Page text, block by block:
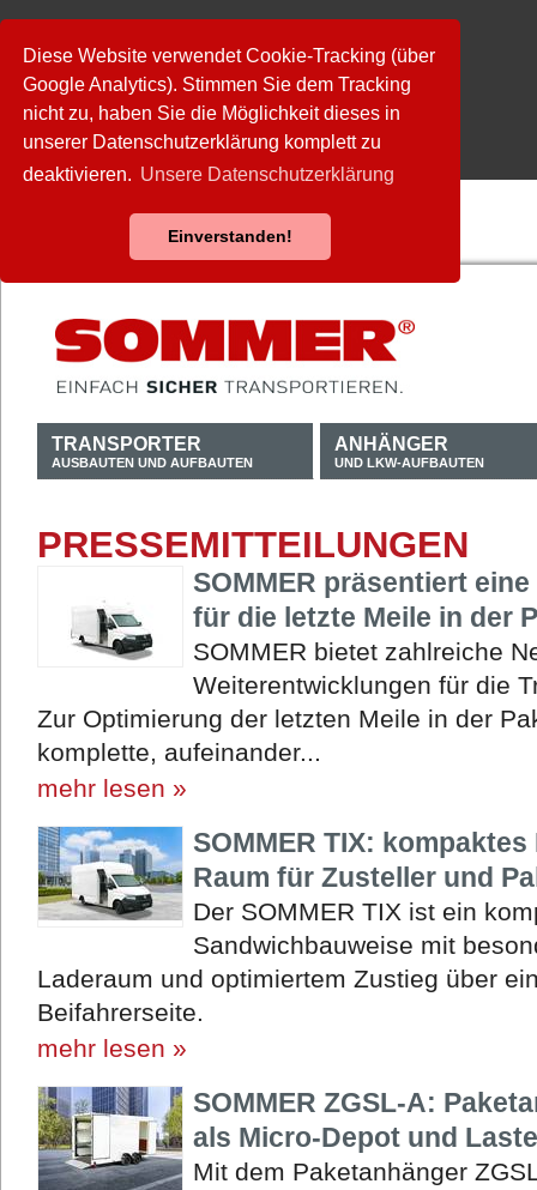
Diese Website verwendet Cookie-Tracking (über
Google Analytics). Stimmen Sie dem Tracking
nicht zu, haben Sie die Möglichkeit dieses in
unserer Datenschutzerklärung komplett zu
deaktivieren. Unsere Datenschutzerklärung
Einverstanden!
TRANSPORTER
AUSBAUTEN UND AUFBAUTEN
ANHÄNGER
UND LKW-AUFBAUTEN
PRESSEMITTEILUNGEN
SOMMER präsentiert
für die letzte Meile in der
SOMMER bietet zahlreiche
Weiterentwicklungen für die
Zur Optimierung der letzten Meile in der
komplette, aufeinander...
mehr lesen »
SOMMER TIX:
Raum für Zusteller und
Der SOMMER TIX ist ein
Sandwichbauweise mit
Laderaum und optimiertem Zustieg über
Beifahrerseite.
mehr lesen »
SOMMER ZGSL-A:
als Micro-Depot und
Mit dem Paketanhänger